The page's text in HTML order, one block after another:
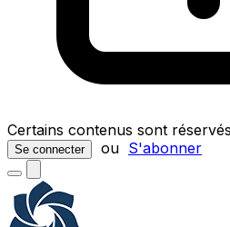
Certains contenus sont
Se connecter ou S'abonner